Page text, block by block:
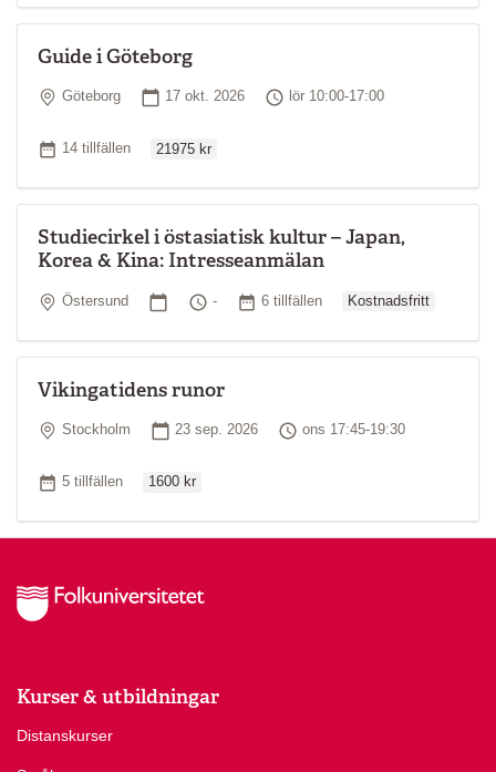
Guide i Göteborg
Plats
Göteborg Startdatum
17 okt. 2026 Tid
lör 10:00-17:00
Antal tillfällen
14 tillfällen 21975 kr
Studiecirkel i östasiatisk kultur – Japan,
Korea & Kina: Intresseanmälan
Plats
Östersund Startdatum
Tid
- Antal tillfällen
6 tillfällen Kostnadsfritt
Vikingatidens runor
Plats
Stockholm Startdatum
23 sep. 2026 Tid
ons 17:45-19:30
Antal tillfällen
5 tillfällen 1600 kr
Kurser & utbildningar
Distanskurser